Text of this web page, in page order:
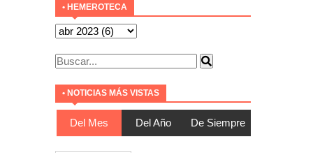
• HEMEROTECA
• NOTICIAS MÁS VISTAS
Del Mes Del Año De Siempre